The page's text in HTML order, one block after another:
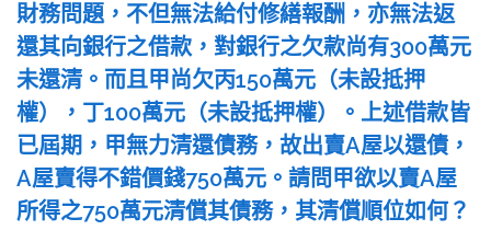
財務問題，不但無法給付修繕報酬，亦無法返
還其向銀行之借款，對銀行之欠款尚有300萬元
未還清。而且甲尚欠丙150萬元（未設抵押
權），丁100萬元（未設抵押權）。上述借款皆
已屆期，甲無力清還債務，故出賣A屋以還債，
A屋賣得不錯價錢750萬元。請問甲欲以賣A屋
所得之750萬元清償其債務，其清償順位如何？